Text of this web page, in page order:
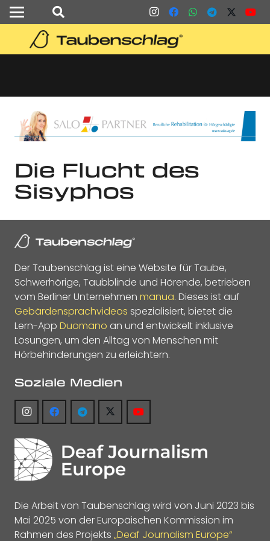
Die Flucht des
Sisyphos
Der Taubenschlag ist eine Website für Taube,
Schwerhörige, Taubblinde und Hörende, betrieben
vom Berliner Unternehmen manua. Dieses ist auf
Gebärdensprachvideos spezialisiert, bietet die
Lern-App Duomano an und entwickelt inklusive
Lösungen, um den Alltag von Menschen mit
Hörbehinderungen zu erleichtern.
Soziale Medien
Die Arbeit von Taubenschlag wird von Juni 2023 bis
Mai 2025 von der Europäischen Kommission im
Rahmen des Projekts „Deaf Journalism Europe“